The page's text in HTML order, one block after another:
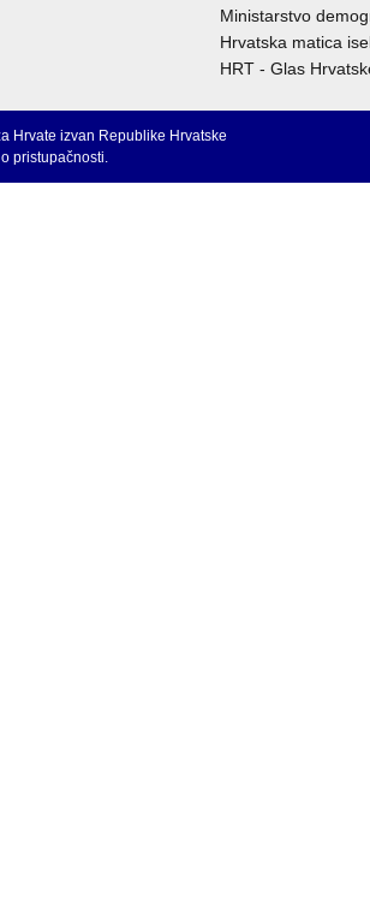
Ministarstvo
Hrvatska matica
HRT - Glas
Hrvate izvan Republike Hrvatske
o pristupačnosti.